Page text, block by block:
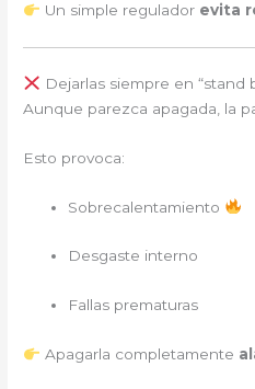
Un simple regulador evita
Dejarlas siempre en “stand
Aunque parezca apagada, la
Esto provoca:
Sobrecalentamiento
Desgaste interno
Fallas prematuras
Apagarla completamente